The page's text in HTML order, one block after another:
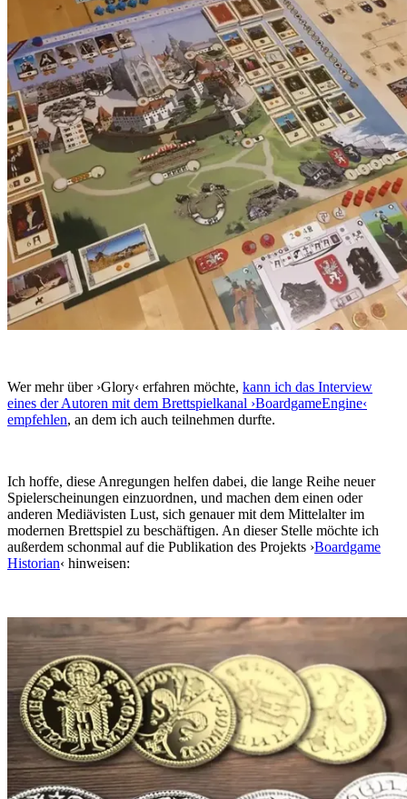
Wer mehr über ›Glory‹ erfahren möchte, kann ich das Interview
eines der Autoren mit dem Brettspielkanal ›BoardgameEngine‹
empfehlen, an dem ich auch teilnehmen durfte.
Ich hoffe, diese Anregungen helfen dabei, die lange Reihe neuer
Spielerscheinungen einzuordnen, und machen dem einen oder
anderen Mediävisten Lust, sich genauer mit dem Mittelalter im
modernen Brettspiel zu beschäftigen. An dieser Stelle möchte ich
außerdem schonmal auf die Publikation des Projekts ›Boardgame
Historian‹ hinweisen: